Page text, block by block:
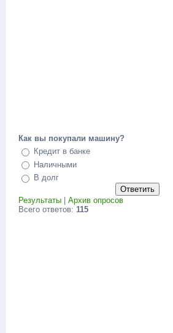
Как вы покупали машину?
Кредит в банке
Наличными
В долг
Результаты
Архив опросов
Всего ответов: 115